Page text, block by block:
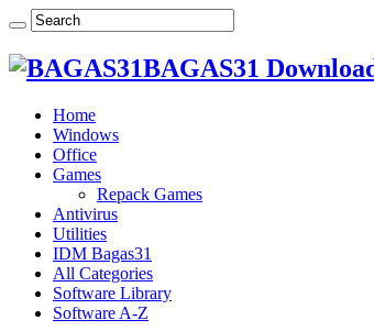
BAGAS31
Home
Windows
Office
Games
Repack Games
Antivirus
Utilities
IDM Bagas31
All Categories
Software Library
Software A-Z